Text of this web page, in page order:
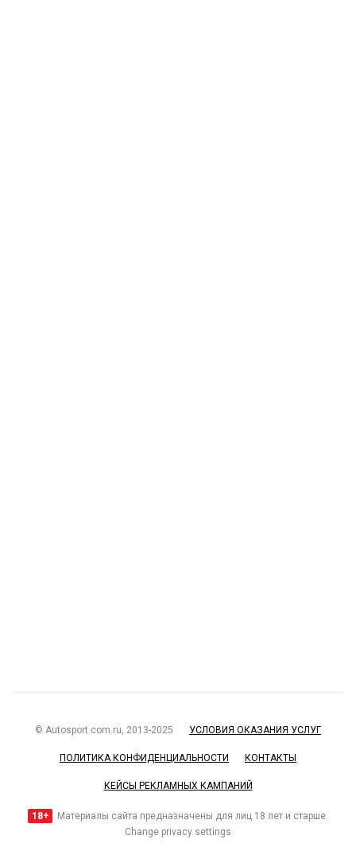
© Autosport.com.ru, 2013-2025 УСЛОВИЯ ОКАЗАНИЯ УСЛУГ
ПОЛИТИКА КОНФИДЕНЦИАЛЬНОСТИ КОНТАКТЫ
КЕЙСЫ РЕКЛАМНЫХ КАМПАНИЙ
18+
Материалы сайта предназначены для лиц 18 лет и старше.
Change privacy settings